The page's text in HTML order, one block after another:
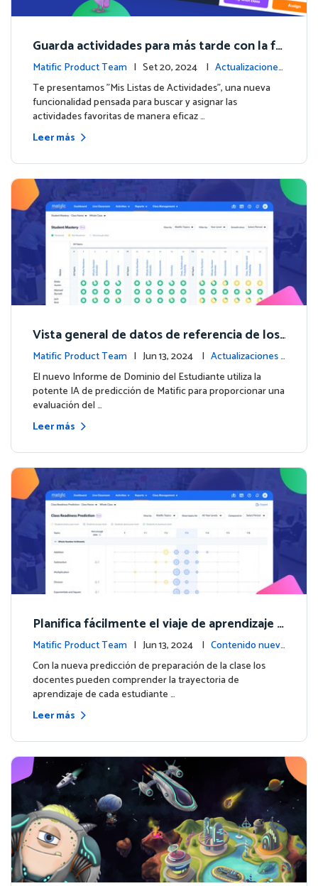
Guarda actividades para más tarde con la fu
nción de Listas de Actividades
Matific Product Team | Set 20, 2024 | Actualizaciones
de la plataforma
Te presentamos "Mis Listas de Actividades", una nueva
funcionalidad pensada para buscar y asignar las
actividades favoritas de manera eficaz …
Leer más
Vista general de datos de referencia de los
estudiantes con el nuevo Informe de Domi
nio del Estudiante
Matific Product Team | Jun 13, 2024 | Actualizaciones
de la plataforma
El nuevo Informe de Dominio del Estudiante utiliza la
potente IA de predicción de Matific para proporcionar una
evaluación del …
Leer más
Planifica fácilmente el viaje de aprendizaje d
e cada estudiante con la nueva predicción d
e preparación de la clase
Matific Product Team | Jun 13, 2024 | Contenido nuev
o
Con la nueva predicción de preparación de la clase los
docentes pueden comprender la trayectoria de
aprendizaje de cada estudiante …
Leer más